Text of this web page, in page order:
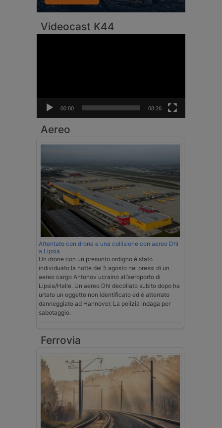
Videocast K44
00:00 08:26
Aereo
Attentato con drone e una collisione con aereo Dhl
a Lipsia
Un drone con un presunto ordigno è stato
individuato la notte del 5 agosto nei pressi di un
aereo cargo Antonov ucraino all’aeroporto di
Lipsia/Halle. Un aereo Dhl decollato subito dopo ha
urtato un oggetto non identificato ed è atterrato
danneggiato ad Hannover. La polizia indaga per
sabotaggio.
Ferrovia